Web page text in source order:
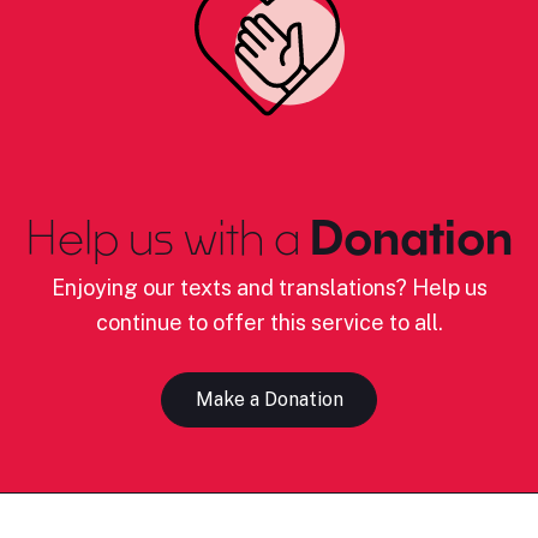
Help us with a Donation
Enjoying our texts and translations? Help us
continue to offer this service to all.
Make a Donation